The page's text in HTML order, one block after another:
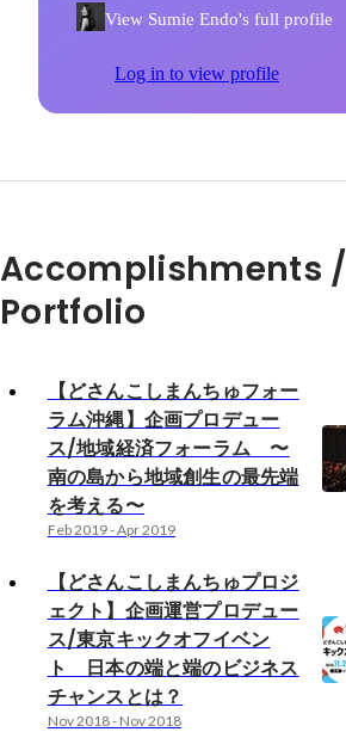
View Sumie Endo's full profile
Log in to view profile
Accomplishments /
Portfolio
【どさんこしまんちゅフォー
ラム沖縄】企画プロデュー
ス/地域経済フォーラム 〜
南の島から地域創生の最先端
を考える〜
Feb 2019-Apr 2019
【どさんこしまんちゅプロジ
ェクト】企画運営プロデュー
ス/東京キックオフイベン
ト 日本の端と端のビジネス
チャンスとは？
Nov 2018- Nov 2018